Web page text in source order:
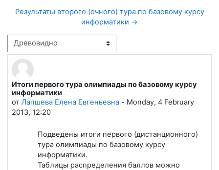
Результаты второго (очного) тура по базовому курсу
информатики →
Режим отображения
Итоги первого тура олимпиады по базовому курсу
информатики
от Лапшева Елена Евгеньевна - Monday, 4 February
2013, 12:20
Количество ответов: 2
Подведены итоги первого (дистанционного)
тура олимпиады по базовому курсу
информатики.
Таблицы распределения баллов можно